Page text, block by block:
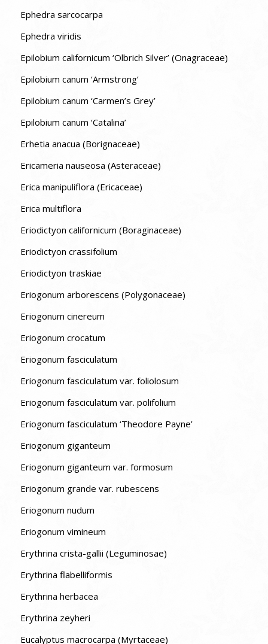
Ephedra sarcocarpa
Ephedra viridis
Epilobium californicum ‘Olbrich Silver’ (Onagraceae)
Epilobium canum ‘Armstrong’
Epilobium canum ‘Carmen’s Grey’
Epilobium canum ‘Catalina’
Erhetia anacua (Borignaceae)
Ericameria nauseosa (Asteraceae)
Erica manipuliflora (Ericaceae)
Erica multiflora
Eriodictyon californicum (Boraginaceae)
Eriodictyon crassifolium
Eriodictyon traskiae
Eriogonum arborescens (Polygonaceae)
Eriogonum cinereum
Eriogonum crocatum
Eriogonum fasciculatum
Eriogonum fasciculatum var. foliolosum
Eriogonum fasciculatum var. polifolium
Eriogonum fasciculatum ‘Theodore Payne’
Eriogonum giganteum
Eriogonum giganteum var. formosum
Eriogonum grande var. rubescens
Eriogonum nudum
Eriogonum vimineum
Erythrina crista-gallii (Leguminosae)
Erythrina flabelliformis
Erythrina herbacea
Erythrina zeyheri
Eucalyptus macrocarpa (Myrtaceae)